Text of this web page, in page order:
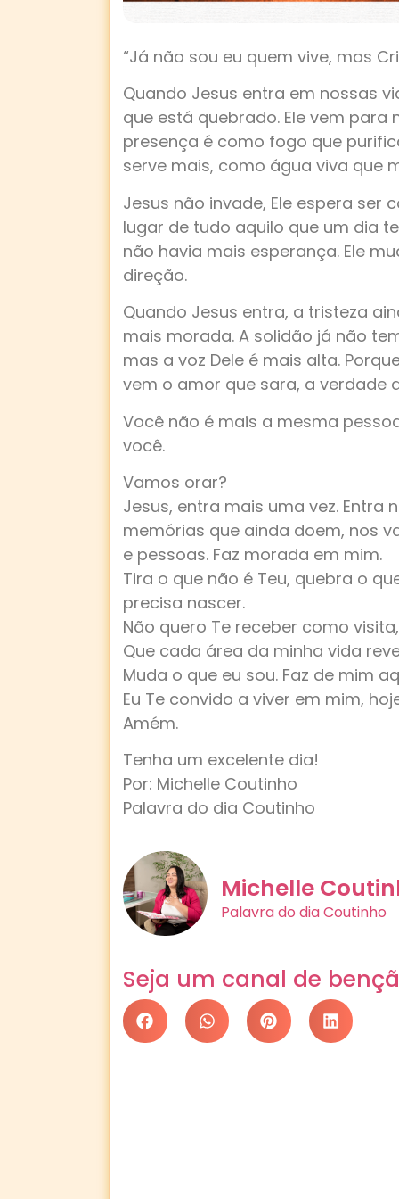
“Já não sou eu quem vive, mas
Quando Jesus entra em nossas
que está quebrado. Ele vem
presença é como fogo que
serve mais, como água viva que
Jesus não invade, Ele espera ser
lugar de tudo aquilo que um dia
não havia mais esperança. Ele
direção.
Quando Jesus entra, a tristeza
mais morada. A solidão já não
mas a voz Dele é mais alta.
vem o amor que sara, a verdade
Você não é mais a mesma
você.
Vamos orar?
Jesus, entra mais uma vez.
memórias que ainda doem, nos
e pessoas. Faz morada em mim.
Tira o que não é Teu, quebra o
precisa nascer.
Não quero Te receber como
Que cada área da minha vida
Muda o que eu sou. Faz de mim
Eu Te convido a viver em mim,
Amém.
Tenha um excelente dia!
Por: Michelle Coutinho
Palavra do dia Coutinho
Michelle
Palavra do dia Coutinho
Seja um canal de